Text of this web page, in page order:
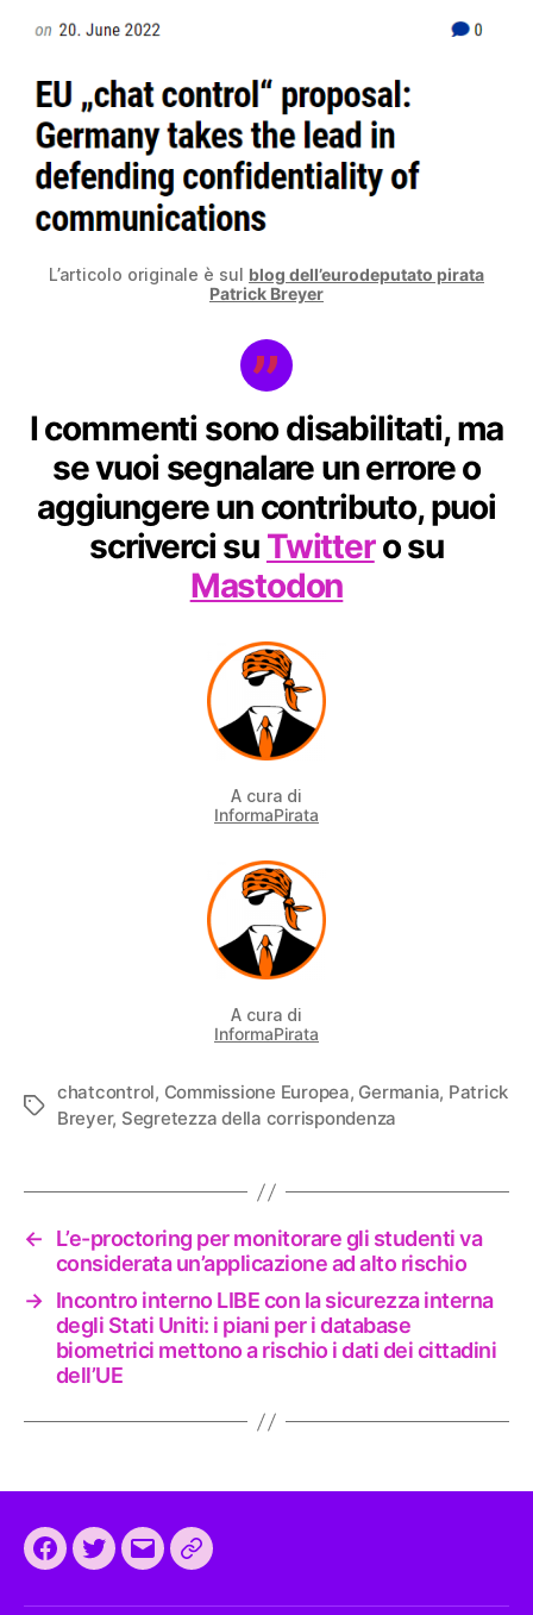
L’articolo originale è sul blog dell’eurodeputato pirata
Patrick Breyer
I commenti sono disabilitati, ma
se vuoi segnalare un errore o
aggiungere un contributo, puoi
scriverci su Twittero su
Mastodon
A cura di
InformaPirata
A cura di
InformaPirata
Tag
chatcontrol, Commissione Europea, Germania, Patrick
Breyer, Segretezza della corrispondenza
←
L’e-proctoring per monitorare gli studenti va
considerata un’applicazione ad alto rischio
→ Incontro interno LIBE con la sicurezza interna
degli Stati Uniti: i piani per i database
biometrici mettono a rischio i dati dei cittadini
dell’UE
Facebook
TwitterEmailCEEP